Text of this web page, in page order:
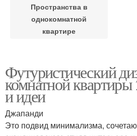
Пространства в
однокомнатной
квартире
Футуристический
комнатной
и идеи
Джапанди
Это подвид минимализма,